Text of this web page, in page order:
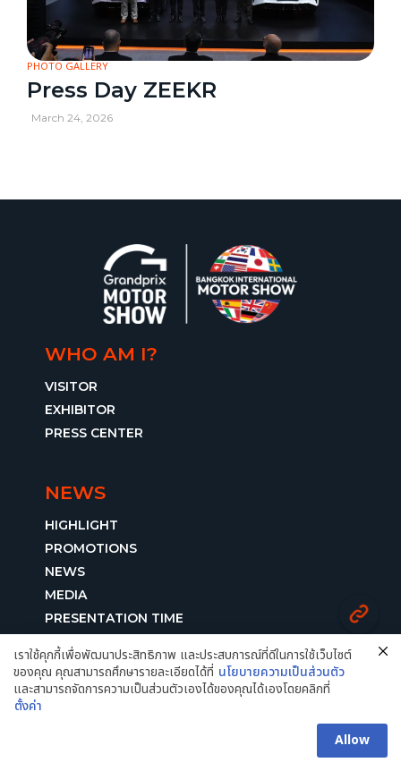
PHOTO GALLERY
Press Day ZEEKR
March 24, 2026
WHO AM I?
VISITOR
EXHIBITOR
PRESS CENTER
NEWS
HIGHLIGHT
PROMOTIONS
NEWS
MEDIA
PRESENTATION TIME
ABOUT
เราใช้คุกกี้เพื่อพัฒนาประสิทธิภาพ และประสบการณ์ที่ดีในการใช้เว็บไซต์
ของคุณ คุณสามารถศึกษารายละเอียดได้ที่ นโยบายความเป็นส่วนตัว
และสามารถจัดการความเป็นส่วนตัวเองได้ของคุณได้เองโดยคลิกที่
ตั้งค่า
Allow